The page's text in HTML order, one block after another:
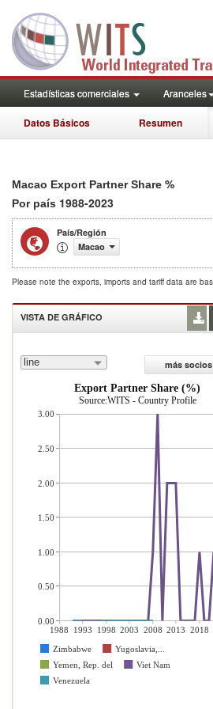
Estadísticas comerciales Aranceles
Datos Básicos Resumen
Macao Export Partner Share %
Por país 1988-2023
País/Región
Macao
Please note the exports, imports and tariff data are
VISTA DE GRÁFICO
line
más socios
Export Partner Share (%)
Source:WITS - Country Profile
1988 1993 1998 2003 2008 2013 2018
Zimbabwe
Yugoslavia,...
Yemen, Rep. del
Viet Nam
Venezuela
3.00
2.50
2.00
1.50
1.00
0.50
0.00